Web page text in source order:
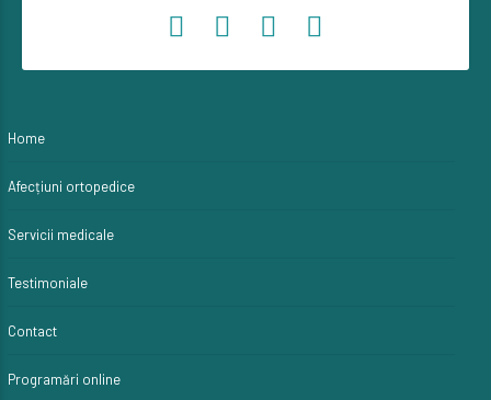
Home
Afecțiuni ortopedice
Servicii medicale
Testimoniale
Contact
Programări online